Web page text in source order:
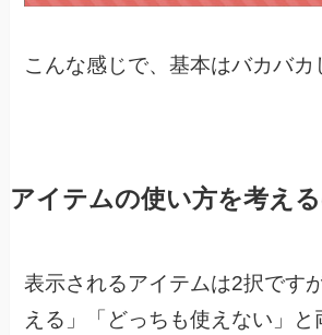
こんな感じで、基本はバカバカ
アイテムの使い方を考え
表示されるアイテムは2択です
える」「どっちも使えない」と